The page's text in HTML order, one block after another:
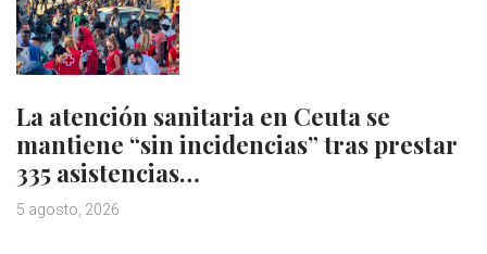
La atención sanitaria en Ceuta se
mantiene “sin incidencias” tras prestar
335 asistencias…
5 agosto, 2026